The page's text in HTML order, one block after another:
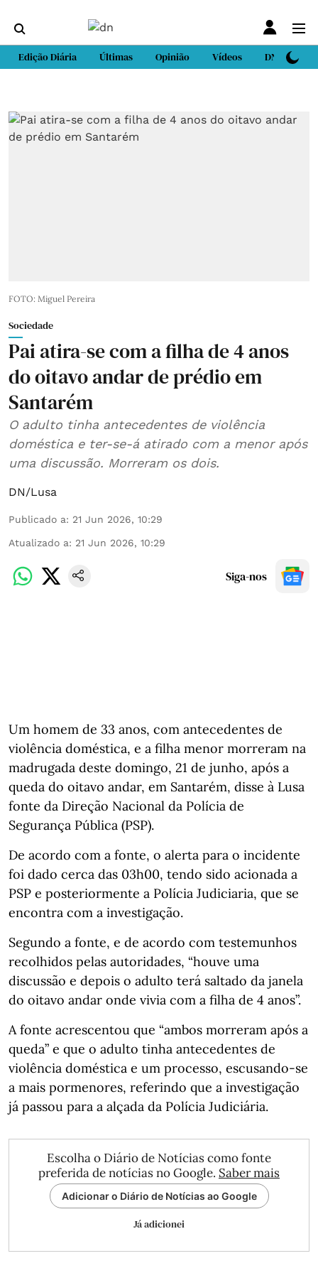
Edição Diária Últimas Opinião Vídeos DN Sport
FOTO: Miguel Pereira
Sociedade
Pai atira-se com a filha de 4 anos
do oitavo andar de prédio em
Santarém
O adulto tinha antecedentes de violência
doméstica e ter-se-á atirado com a menor após
uma discussão. Morreram os dois.
DN/Lusa
Publicado a: 21 Jun 2026, 10:29
Atualizado a: 21 Jun 2026, 10:29
Siga-nos
Um homem de 33 anos, com antecedentes de
violência doméstica, e a filha menor morreram na
madrugada deste domingo, 21 de junho, após a
queda do oitavo andar, em Santarém, disse à Lusa
fonte da Direção Nacional da Polícia de
Segurança Pública (PSP).
De acordo com a fonte, o alerta para o incidente
foi dado cerca das 03h00, tendo sido acionada a
PSP e posteriormente a Polícia Judiciaria, que se
encontra com a investigação.
Segundo a fonte, e de acordo com testemunhos
recolhidos pelas autoridades, “houve uma
discussão e depois o adulto terá saltado da janela
do oitavo andar onde vivia com a filha de 4 anos”.
A fonte acrescentou que “ambos morreram após a
queda” e que o adulto tinha antecedentes de
violência doméstica e um processo, escusando-se
a mais pormenores, referindo que a investigação
já passou para a alçada da Polícia Judiciária.
Escolha o Diário de Notícias como fonte
preferida de notícias no Google. Saber mais
Adicionar o Diário de Notícias ao Google
Já adicionei